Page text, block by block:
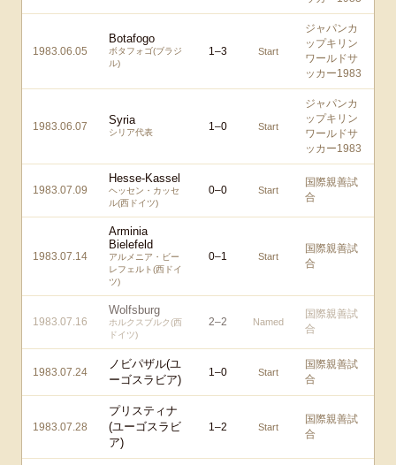
1983.06.05
Botafogo
ボタフォゴ(ブラジ
ル)
1–3 Start
ジャパンカ
ップキリン
ワールドサ
ッカー1983
1983.06.07 Syria
シリア代表 1–0 Start
ジャパンカ
ップキリン
ワールドサ
ッカー1983
1983.07.09
Hesse-Kassel
ヘッセン・カッセ
ル(西ドイツ)
0–0 Start
国際親善試
合
1983.07.14
Arminia
Bielefeld
アルメニア・ビー
レフェルト(西ドイ
ツ)
0–1 Start
国際親善試
合
1983.07.16
Wolfsburg
ホルクスブルク(西
ドイツ)
2–2 Named
国際親善試
合
1983.07.24
ノビパザル(ユ
ーゴスラビア)
1–0 Start
国際親善試
合
1983.07.28
プリスティナ
(ユーゴスラビ
ア)
1–2 Start
国際親善試
合